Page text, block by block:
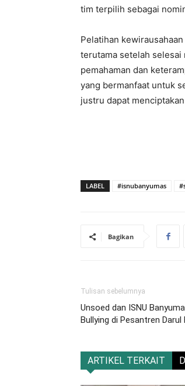
tim terpilih sebagai
Pelatihan
terutama setelah
pemahaman dan
yang bermanfaat untuk
justru dapat
LABEL #isnubanyumas
Bagikan
Tulisan sebelumnya
Unsoed dan ISNU
Bullying di Pesantren Darul
ARTIKEL TERKAIT